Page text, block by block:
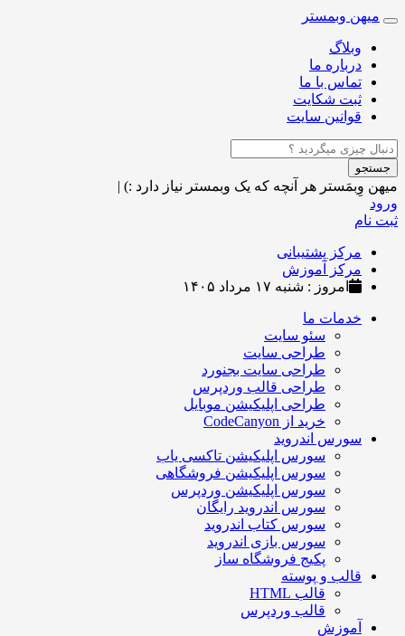
Toggle
navigation
میهن وبمستر
وبلاگ
درباره ما
تماس با ما
ثبت شکایت
قوانین سایت
جستجو
میهن وِبمَستر هر آنچه که یک وبمستر نیاز دارد :) |
ورود
ثبت نام
مرکز پشتیبانی
مرکز آموزش
امروز : شنبه ۱۷ مرداد ۱۴۰۵
خدمات ما
سئو سایت
طراحی سایت
طراحی سایت بجنورد
طراحی قالب وردپرس
طراحی اپلیکیشن موبایل
خرید از CodeCanyon
سورس اندروید
سورس اپلیکیشن تاکسی یاب
سورس اپلیکیشن فروشگاهی
سورس اپلیکیشن وردپرس
سورس اندروید رایگان
سورس کتاب اندروید
سورس بازی اندروید
پکیج فروشگاه ساز
قالب و پوسته
قالب HTML
قالب وردپرس
آموزش